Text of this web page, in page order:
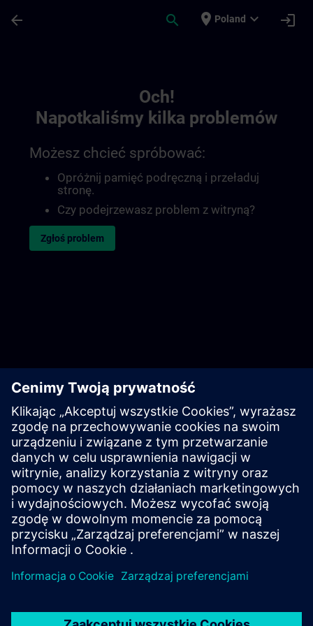
arrow_back search place Poland expand_more login
Och!
Napotkaliśmy kilka problemów
Możesz chcieć spróbować:
Opróżnij pamięć podręczną i przeładuj
stronę.
Czy podejrzewasz problem z witryną?
Zgłoś problem